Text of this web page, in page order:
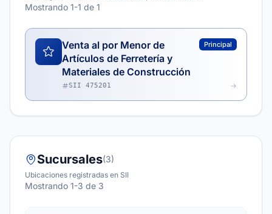
Mostrando 1-1 de 1
Venta al por Menor de
Artículos de Ferretería y
Materiales de Construcción
Principal
SII 475201
Sucursales(3)
Ubicaciones registradas en SII
Mostrando 1-3 de 3